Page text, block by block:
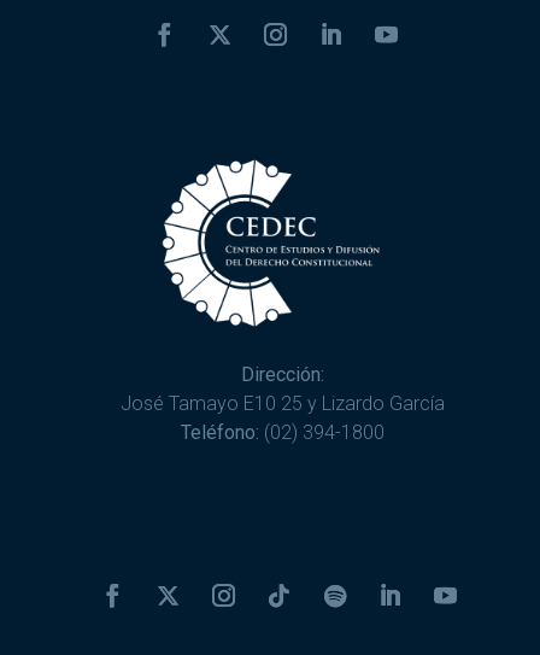
Dirección:
José Tamayo E10 25 y Lizardo García
Teléfono: (02) 394-1800